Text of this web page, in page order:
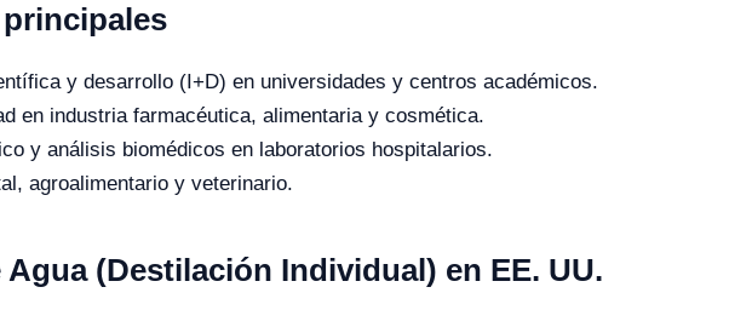
y desarrollo (I+D) en universidades y centros académicos.
en industria farmacéutica, alimentaria y cosmética.
y análisis biomédicos en laboratorios hospitalarios.
agroalimentario y veterinario.
(Destilación Individual) en EE. UU.